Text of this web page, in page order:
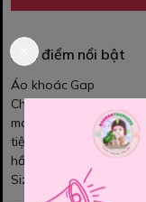
Đặc điểm nổi bật
Áo khoác Gap
Chất thun da cá mỏng
may chìm thẩm mỹ.
tiện lợi, Phù hợp để bé
hầm, thoải mái cho
Size 4/5y, 6/7y, 10/12y,